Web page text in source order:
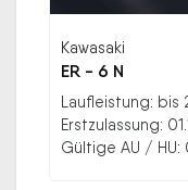
Kawasaki
ER - 6 N
Laufleistung: bis
Erstzulassung:
Gültige AU / HU: